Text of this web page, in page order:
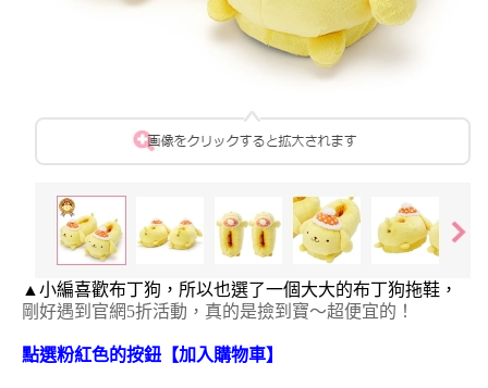
▲小編喜歡布丁狗，所以也選了一個大大的布丁狗拖鞋，
剛好遇到官網5折活動，真的是撿到寶～超便宜的！
點選粉紅色的按鈕 【加入購物車】